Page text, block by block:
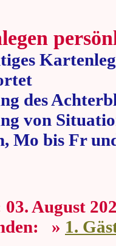
des
von
Mo bis Fr
» 80
03.
» 1.